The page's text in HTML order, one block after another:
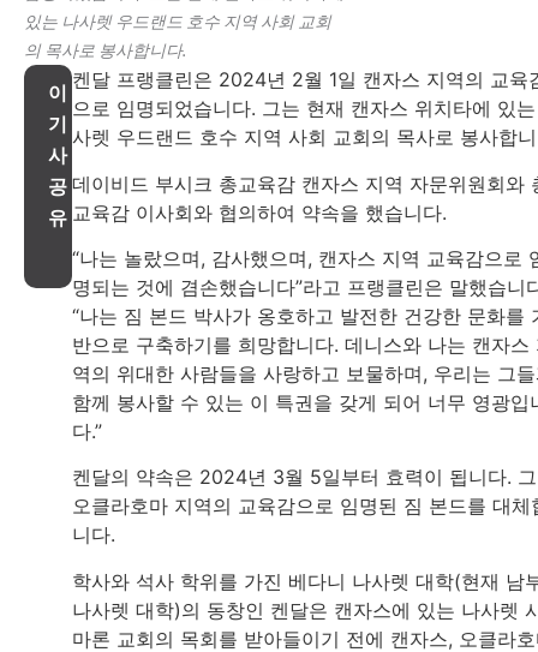
있는 나사렛 우드랜드 호수 지역 사회 교회
의 목사로 봉사합니다.
이
기
사
공
유
켄달 프랭클린은 2024년 2월 1일 캔자스 지역의 교육
으로 임명되었습니다. 그는 현재 캔자스 위치타에 있
사렛 우드랜드 호수 지역 사회 교회의 목사로 봉사합
데이비드 부시크 총교육감 캔자스 지역 자문위원회와
교육감 이사회와 협의하여 약속을 했습니다.
“나는 놀랐으며, 감사했으며, 캔자스 지역 교육감으로
명되는 것에 겸손했습니다”라고 프랭클린은 말했습니
“나는 짐 본드 박사가 옹호하고 발전한 건강한 문화를
반으로 구축하기를 희망합니다. 데니스와 나는 캔자스
역의 위대한 사람들을 사랑하고 보물하며, 우리는 그
함께 봉사할 수 있는 이 특권을 갖게 되어 너무 영광입
다.”
켄달의 약속은 2024년 3월 5일부터 효력이 됩니다.
오클라호마 지역의 교육감으로 임명된 짐 본드를 대체
니다.
학사와 석사 학위를 가진 베다니 나사렛 대학(현재 남
나사렛 대학)의 동창인 켄달은 캔자스에 있는 나사렛
마론 교회의 목회를 받아들이기 전에 캔자스, 오클라